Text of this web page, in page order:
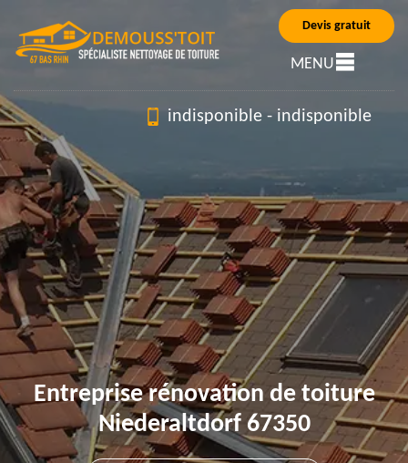
Devis gratuit
MENU
indisponible - indisponible
Entreprise rénovation de toiture
Niederaltdorf 67350